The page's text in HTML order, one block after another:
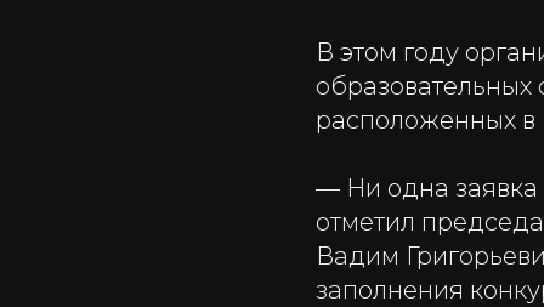
В этом году
расположенных в
— Ни одна
отметил
Вадим
заполнения